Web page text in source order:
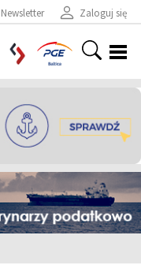
Zaloguj się
Newsletter